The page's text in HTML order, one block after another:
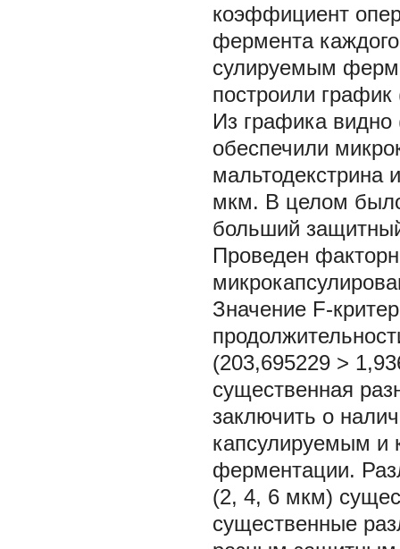
коэффициент
фермента
сулируемым
построили график
Из графика видно
обеспечили
мкм. В целом
больший
Проведен
Значение F-
(203,695229 >
существенная
заключить о
капсулируемым и
ферментации.
(2, 4, 6 мкм)
существенные